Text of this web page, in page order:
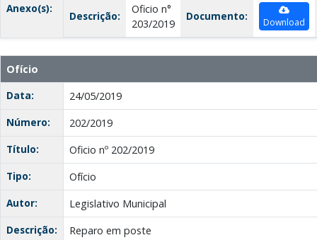
Anexo(s):
Descrição:
Oficio n°
203/2019
Documento: Download
Ofício
Data:
24/05/2019
Número:
202/2019
Título:
Oficio nº 202/2019
Tipo:
Ofício
Autor:
Legislativo Municipal
Descrição:
Reparo em poste